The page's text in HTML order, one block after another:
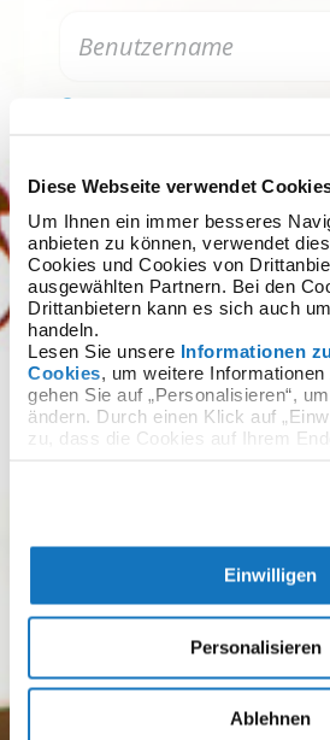
Diese Webseite verwendet
Um Ihnen ein immer besseres
anbieten zu können, verwendet
Cookies und Cookies von
ausgewählten Partnern. Bei den
Drittanbietern kann es sich auch
handeln.
Lesen Sie unsere Informationen
Cookies , um weitere
gehen Sie auf „Personalisieren“,
ändern. Durch einen Klick auf
zu, dass die Cookies auf Ihrem
Einwilligen
Personalisieren
Ablehnen
Service-Bedingungen
in the country to which the
Akzeptieren Nicht
Nachdem ich die
habe, stimme ich zu,
GmbH zu erhalten(fakultative
Nicht akzeptieren